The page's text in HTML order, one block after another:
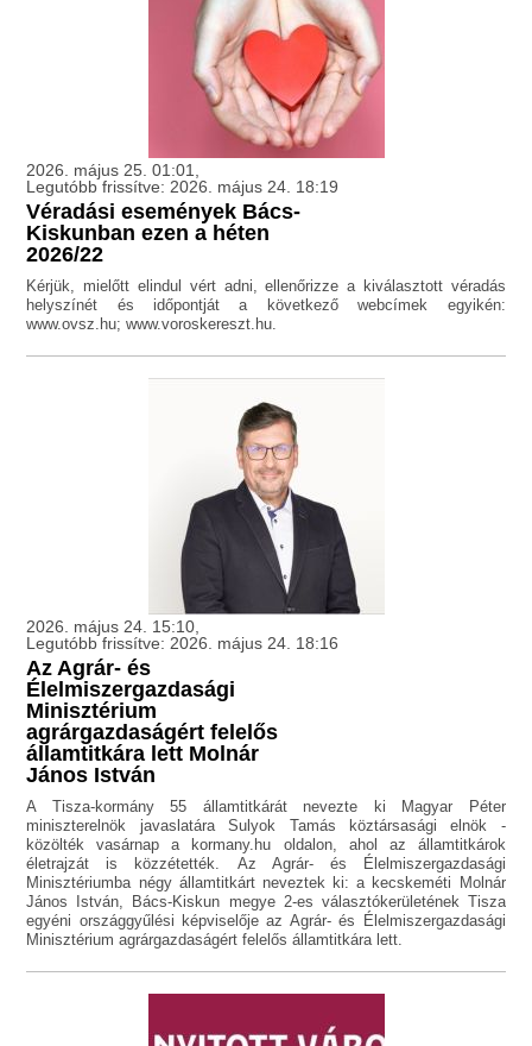
2026. május 25. 01:01,
Legutóbb frissítve: 2026. május 24. 18:19
Véradási események Bács-
Kiskunban ezen a héten
2026/22
Kérjük, mielőtt elindul vért adni, ellenőrizze a kiválasztott véradás
helyszínét és időpontját a következő webcímek egyikén:
www.ovsz.hu; www.voroskereszt.hu.
2026. május 24. 15:10,
Legutóbb frissítve: 2026. május 24. 18:16
Az Agrár- és
Élelmiszergazdasági
Minisztérium
agrárgazdaságért felelős
államtitkára lett Molnár
János István
A Tisza-kormány 55 államtitkárát nevezte ki Magyar Péter
miniszterelnök javaslatára Sulyok Tamás köztársasági elnök -
közölték vasárnap a kormany.hu oldalon, ahol az államtitkárok
életrajzát is közzétették. Az Agrár- és Élelmiszergazdasági
Minisztériumba négy államtitkárt neveztek ki: a kecskeméti Molnár
János István, Bács-Kiskun megye 2-es választókerületének Tisza
egyéni országgyűlési képviselője az Agrár- és Élelmiszergazdasági
Minisztérium agrárgazdaságért felelős államtitkára lett.